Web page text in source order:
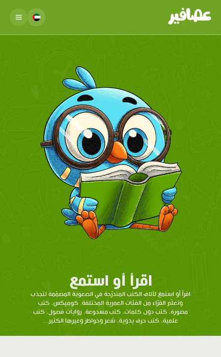
اقرأ أو استمع
اقرأ أو استمع لآلاف الكتب المتدرّحة في الصعوبة المصمّمة لتجذب
وتعلّم القرّاء من الفئات العمرية المختلفة. كوميكس، كتب
مصورة، كتب دون كلمات، كتب مسجوعة، روايات فصول، كتب
علمية، كتب حرف يدوية، شعر وخواطر وغيرها الكثير...